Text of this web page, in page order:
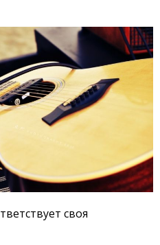
своя